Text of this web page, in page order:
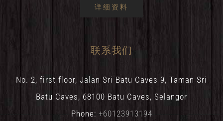
详细资料
联系我们
No. 2, first floor, Jalan Sri Batu Caves 9, Taman Sri
Batu Caves, 68100 Batu Caves, Selangor
Phone: +60123913194